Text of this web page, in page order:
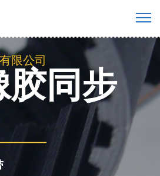
限公司
胶同步